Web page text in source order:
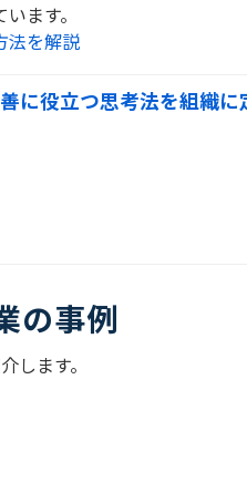
ます。
法を解説
に役立つ思考法を組織に
の事例
します。